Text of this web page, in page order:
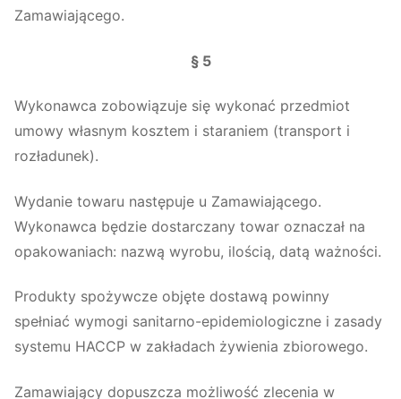
Zamawiającego.
§ 5
Wykonawca zobowiązuje się wykonać przedmiot
umowy własnym kosztem i staraniem (transport i
rozładunek).
Wydanie towaru następuje u Zamawiającego.
Wykonawca będzie dostarczany towar oznaczał na
opakowaniach: nazwą wyrobu, ilością, datą ważności.
Produkty spożywcze objęte dostawą powinny
spełniać wymogi sanitarno-epidemiologiczne i zasady
systemu HACCP w zakładach żywienia zbiorowego.
Zamawiający dopuszcza możliwość zlecenia w